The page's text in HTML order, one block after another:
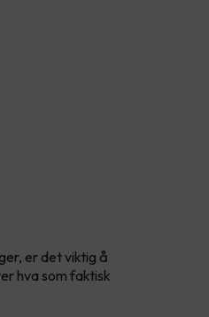
er det viktig å
hva som faktisk